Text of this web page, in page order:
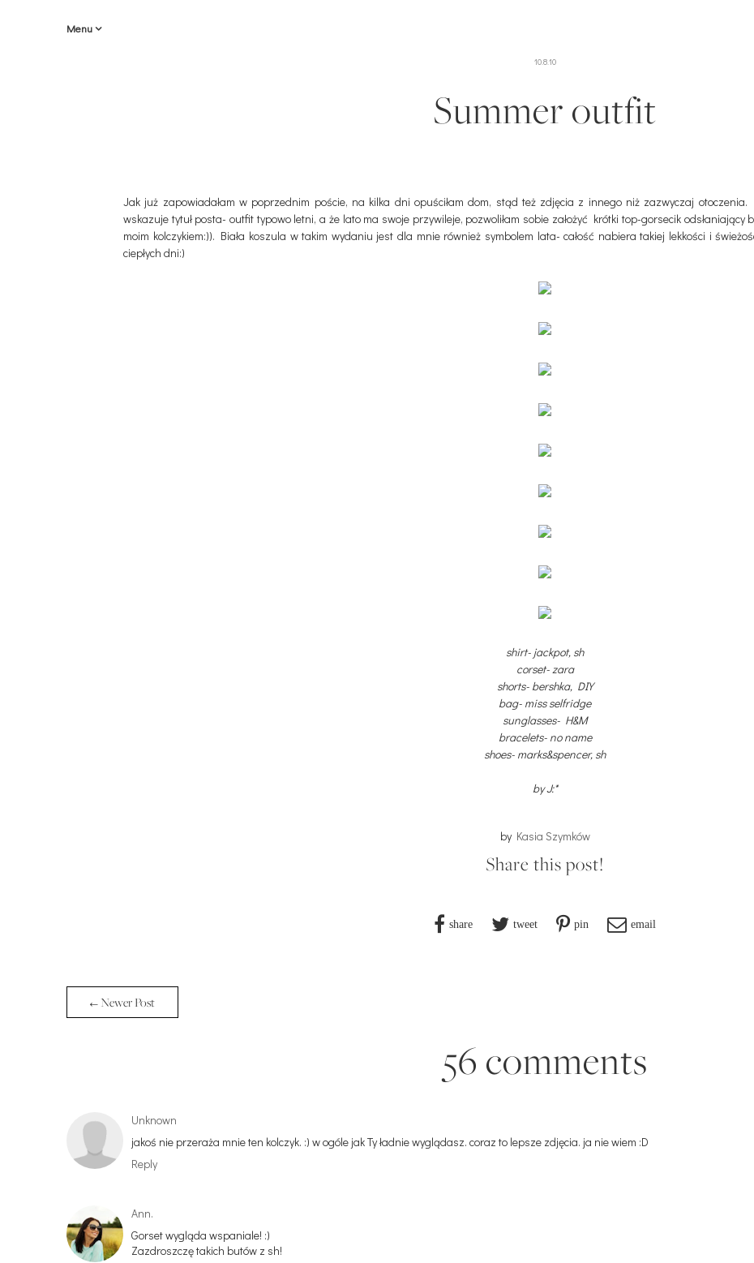
Menu
10.8.10
Summer outfit
Jak już zapowiadałam w poprzednim poście, na kilka dni opuściłam dom, stąd też zdjęcia z innego niż zazwyczaj
wskazuje tytuł posta- outfit typowo letni, a że lato ma swoje przywileje, pozwoliłam sobie założyć krótki top-gorsecik
moim kolczykiem:)). Biała koszula w takim wydaniu jest dla mnie również symbolem lata- całość nabiera takiej lekkości i
ciepłych dni:)
shirt- jackpot, sh
corset- zara
shorts- bershka, DIY
bag- miss selfridge
sunglasses- H&M
bracelets- no name
shoes- marks&spencer, sh
by J:*
by Kasia Szymków
Share this post!
share tweet pin email
← Newer Post
56 comments
Unknown
jakoś nie przeraża mnie ten kolczyk. :) w ogóle jak Ty ładnie wyglądasz. coraz to lepsze zdjęcia. ja nie wiem :D
Reply
Ann.
Gorset wygląda wspaniale! :)
Zazdroszczę takich butów z sh!